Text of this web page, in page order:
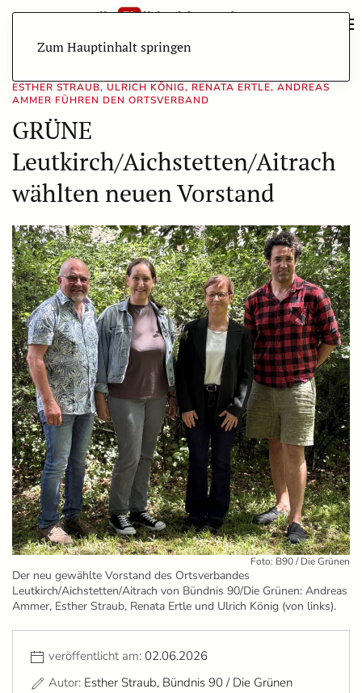
Zum Hauptinhalt springen
ESTHER STRAUB, ULRICH KÖNIG, RENATA ERTLE, ANDREAS
AMMER FÜHREN DEN ORTSVERBAND
GRÜNE
Leutkirch/Aichstetten/Aitrach
wählten neuen Vorstand
Foto: B90 / Die Grünen
Der neu gewählte Vorstand des Ortsverbandes
Leutkirch/Aichstetten/Aitrach von Bündnis 90/Die Grünen: Andreas
Ammer, Esther Straub, Renata Ertle und Ulrich König (von links).
veröffentlicht am: 02.06.2026
Autor: Esther Straub, Bündnis 90 / Die Grünen